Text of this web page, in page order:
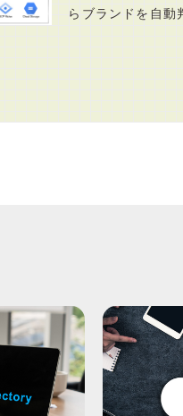
らブランドを自動